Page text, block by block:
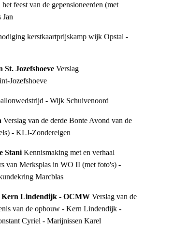
feest van de gepensioneerden (met
kerstkaartprijskamp wijk Opstal -
St. Jozefshoeve Verslag
Jozefshoeve
- Wijk Schuivenoord
Verslag van de derde Bonte Avond van de
- KLJ-Zondereigen
Stani Kennismaking met en verhaal
van Merksplas in WO II (met foto's) -
Marcblas
Kern Lindendijk - OCMW Verslag van de
van de opbouw - Kern Lindendijk -
Cyriel - Marijnissen Karel